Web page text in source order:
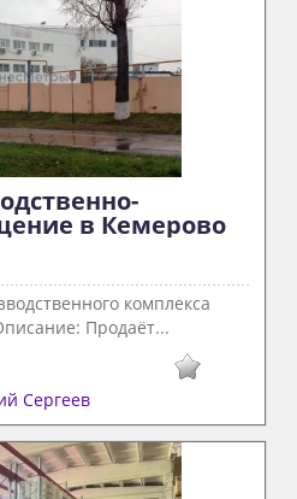
в Кемерово
комплекса
Продаёт...
Сергеев